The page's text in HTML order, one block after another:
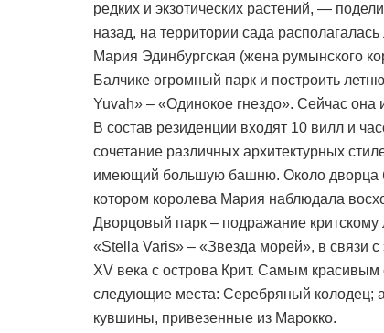
редких и экзотических растений, —
назад, на территории сада
Мария Эдинбургская (жена румынского
Балчике огромный парк и построить
Yuvah» – «Одинокое гнездо». Сейчас она
В состав резиденции входят 10 вилл и
сочетание различных архитектурных
имеющий большую башню. Около дворца
котором королева Мария наблюдала
Дворцовый парк – подражание
«Stella Varis» – «Звезда морей», в связи
XV века с острова Крит. Самым
следующие места: Серебряный
кувшины, привезенные из Марокко.